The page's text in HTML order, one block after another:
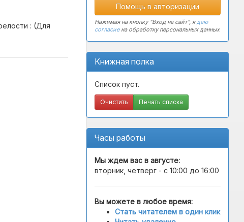
Помощь в авторизации
Нажимая на кнопку "Вход на сайт", ядаю
согласиена обработку персональных данных
Книжная полка
Список пуст.
Очистить Печать списка
Часы работы
Мы ждем вас в августе:
вторник, четверг - с 10:00 до 16:00
Вы можете в любое время:
Стать читателем в один клик
: (Для